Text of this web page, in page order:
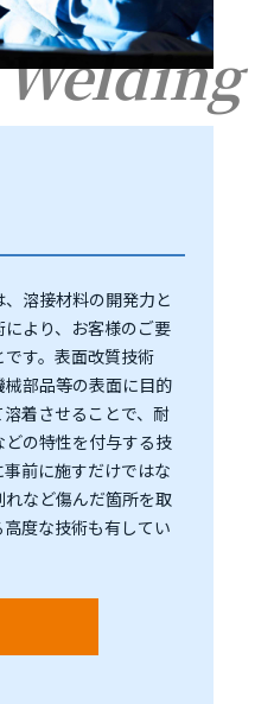
Welding
溶接材料の開発力と
より、お客様のご要
す。表面改質技術
械部品等の表面に目的
着させることで、耐
の特性を付与する技
前に施すだけではな
など傷んだ箇所を取
度な技術も有してい